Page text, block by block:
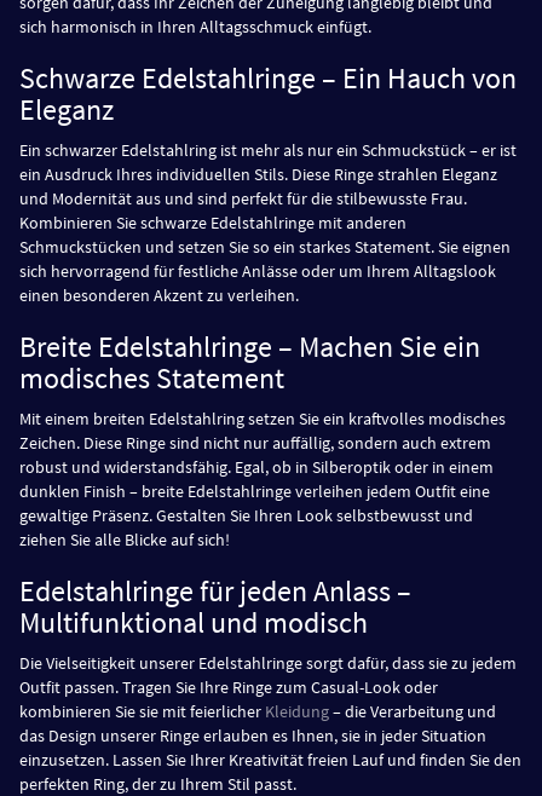
sich harmonisch in Ihren Alltagsschmuck einfügt.
Schwarze Edelstahlringe – Ein Hauch von
Eleganz
Ein schwarzer Edelstahlring ist mehr als nur ein Schmuckstück – er ist
ein Ausdruck Ihres individuellen Stils. Diese Ringe strahlen Eleganz
und Modernität aus und sind perfekt für die stilbewusste Frau.
Kombinieren Sie schwarze Edelstahlringe mit anderen
Schmuckstücken und setzen Sie so ein starkes Statement. Sie eignen
sich hervorragend für festliche Anlässe oder um Ihrem Alltagslook
einen besonderen Akzent zu verleihen.
Breite Edelstahlringe – Machen Sie ein
modisches Statement
Mit einem breiten Edelstahlring setzen Sie ein kraftvolles modisches
Zeichen. Diese Ringe sind nicht nur auffällig, sondern auch extrem
robust und widerstandsfähig. Egal, ob in Silberoptik oder in einem
dunklen Finish – breite Edelstahlringe verleihen jedem Outfit eine
gewaltige Präsenz. Gestalten Sie Ihren Look selbstbewusst und
ziehen Sie alle Blicke auf sich!
Edelstahlringe für jeden Anlass –
Multifunktional und modisch
Die Vielseitigkeit unserer Edelstahlringe sorgt dafür, dass sie zu jedem
Outfit passen. Tragen Sie Ihre Ringe zum Casual-Look oder
kombinieren Sie sie mit feierlicher Kleidung– die Verarbeitung und
das Design unserer Ringe erlauben es Ihnen, sie in jeder Situation
einzusetzen. Lassen Sie Ihrer Kreativität freien Lauf und finden Sie den
perfekten Ring, der zu Ihrem Stil passt.